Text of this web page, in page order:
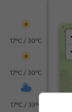
17°C / 30°C
17°C / 30°C
17°C / 33°C